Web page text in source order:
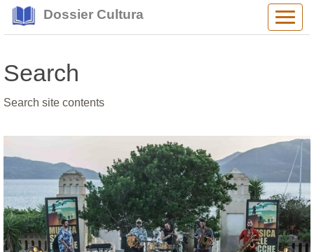
Dossier Cultura
Search
Search site contents